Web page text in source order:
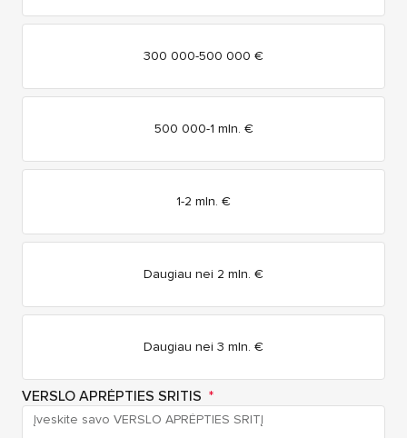
300 000-500 000 €
500 000-1 mln. €
1-2 mln. €
Daugiau nei 2 mln. €
Daugiau nei 3 mln. €
VERSLO APRĖPTIES SRITIS *